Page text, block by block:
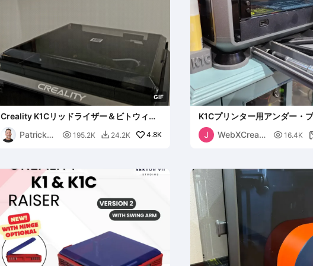
GIF
Creality K1Cリッドライザー＆ビトウィー
ナー
Patrick
ad
 195.2K  24.2K 4.8K
K1Cプリンター用アンダー・
ドロア
WebXCreati
 16.4K